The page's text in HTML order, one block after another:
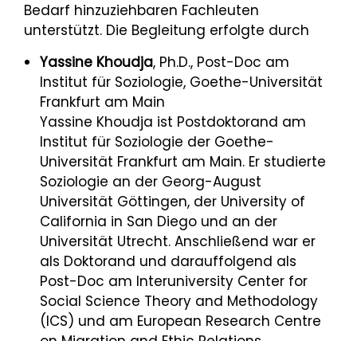
Bedarf hinzuziehbaren Fachleuten
unterstützt. Die Begleitung erfolgte durch
Yassine Khoudja, Ph.D., Post-Doc am
Institut für Soziologie, Goethe-Universität
Frankfurt am Main
Yassine Khoudja ist Postdoktorand am
Institut für Soziologie der Goethe-
Universität Frankfurt am Main. Er studierte
Soziologie an der Georg-August
Universität Göttingen, der University of
California in San Diego und an der
Universität Utrecht. Anschließend war er
als Doktorand und darauffolgend als
Post-Doc am Interuniversity Center for
Social Science Theory and Methodology
(ICS) und am European Research Centre